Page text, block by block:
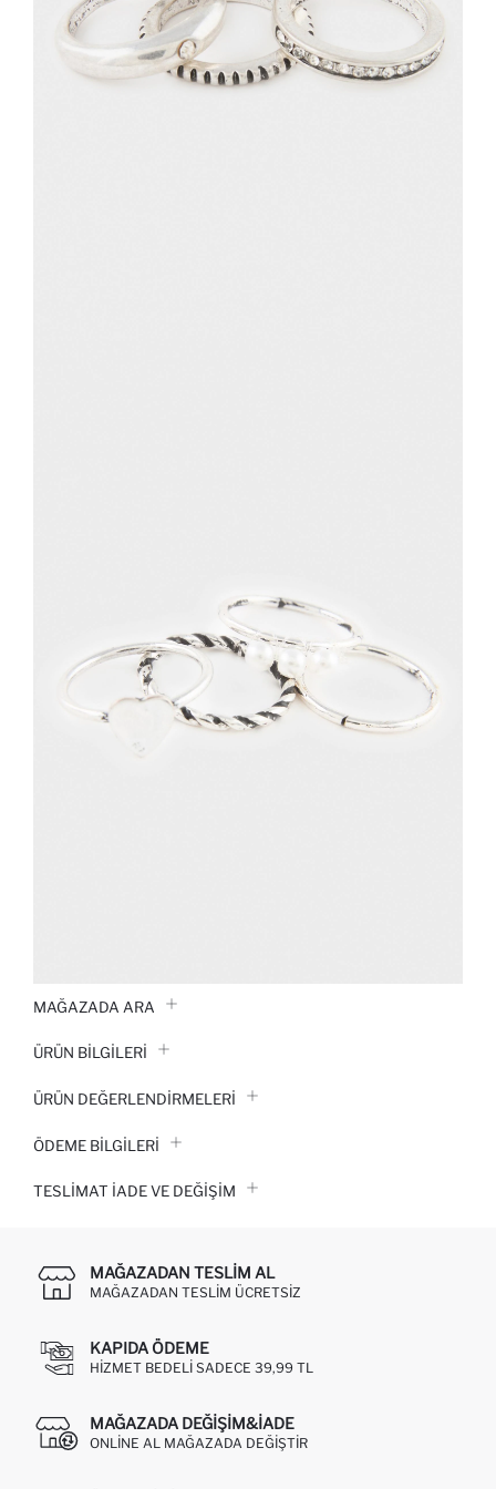
MAĞAZADA ARA
ÜRÜN BILGILERI
ÜRÜN DEĞERLENDİRMELERİ
ÖDEME BİLGİLERİ
TESLIMAT İADE VE DEĞIŞIM
MAĞAZADAN TESLIM AL
MAĞAZADAN TESLIM ÜCRETSIZ
KAPIDA ÖDEME
HIZMET BEDELI SADECE 39,99 TL
MAĞAZADA DEĞIŞIM&İADE
ONLINE AL MAĞAZADA DEĞIŞTIR